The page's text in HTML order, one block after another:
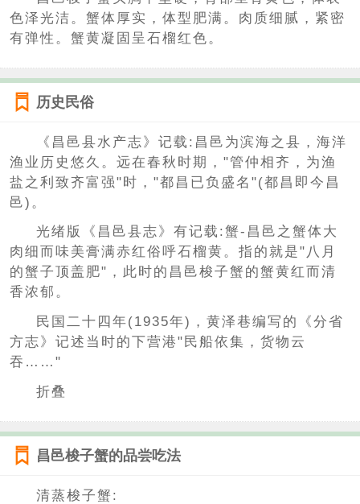
色泽光洁。蟹体厚实，体型肥满。肉质细腻，紧密
有弹性。蟹黄凝固呈石榴红色。
历史民俗
《昌邑县水产志》记载:昌邑为滨海之县，海洋
渔业历史悠久。远在春秋时期，"管仲相齐，为渔
盐之利致齐富强"时，"都昌已负盛名"(都昌即今昌
邑)。
光绪版《昌邑县志》有记载:蟹-昌邑之蟹体大
肉细而味美膏满赤红俗呼石榴黄。指的就是"八月
的蟹子顶盖肥"，此时的昌邑梭子蟹的蟹黄红而清
香浓郁。
民国二十四年(1935年)，黄泽巷编写的《分省
方志》记述当时的下营港"民船依集，货物云
吞……"
折叠
昌邑梭子蟹的品尝吃法
清蒸梭子蟹: